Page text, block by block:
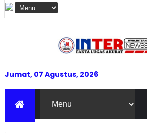
Jumat, 07 Agustus, 2026